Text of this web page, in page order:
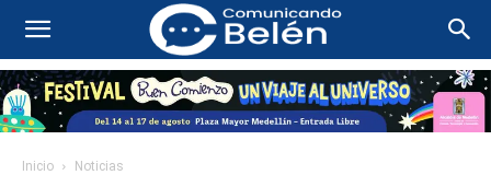
Inicio Noticias